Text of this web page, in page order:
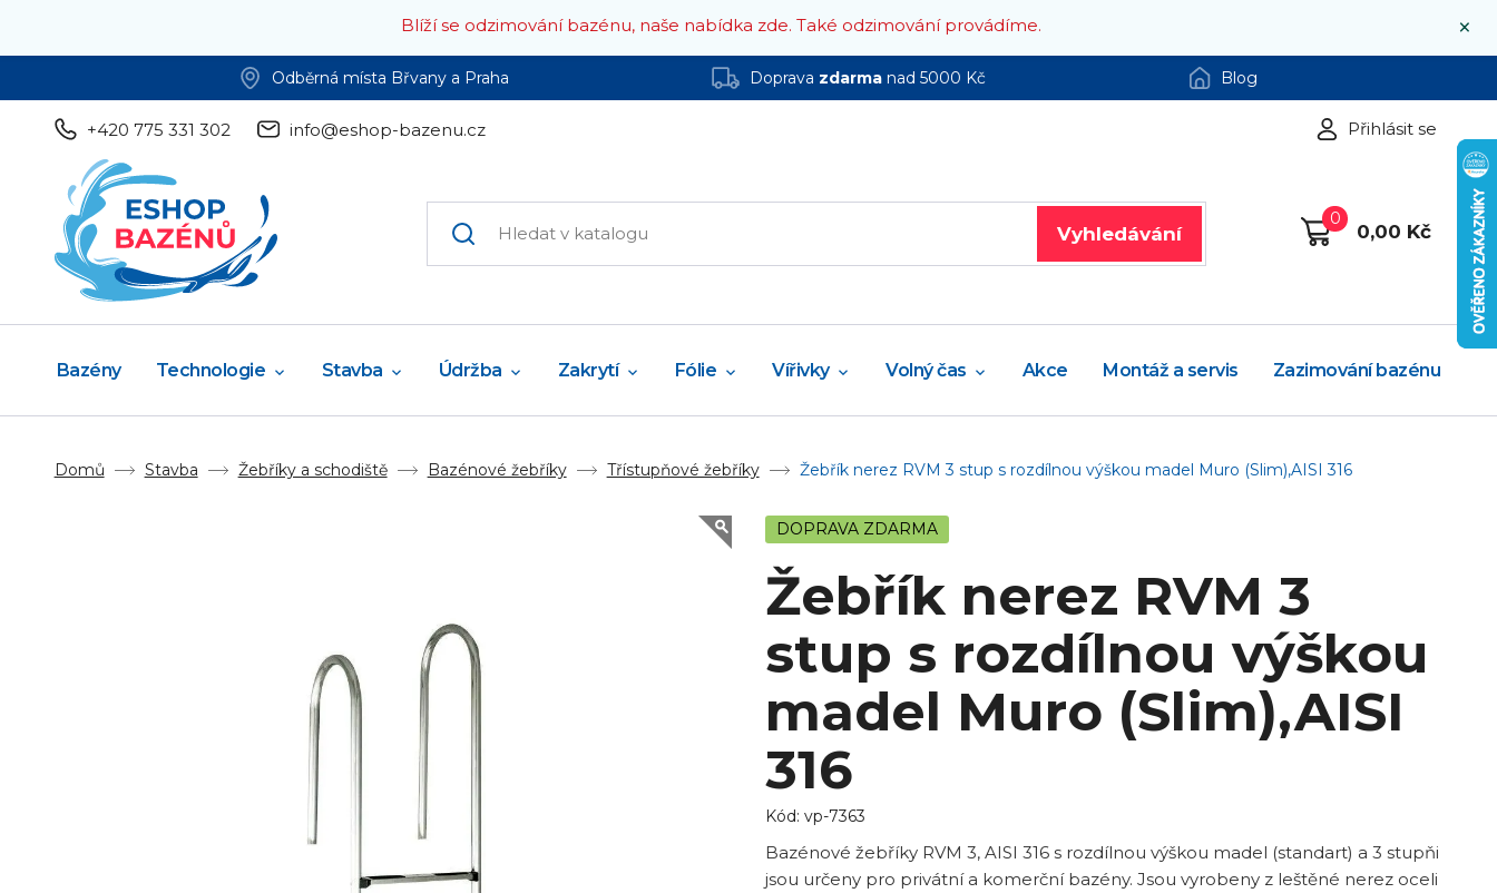
×
Blíží se odzimování bazénu, naše nabídka zde. Také odzimování provádíme.
Odběrná místa Břvany a Praha Doprava zdarmanad 5000 Kč Blog
+420 775 331 302 info@eshop-bazenu.cz Přihlásit se
Vyhledávání
0
0,00 Kč
Bazény Technologie Stavba Údržba Zakrytí Fólie Vířivky Volný čas Akce Montáž a servis Zazimování bazénu
Domů Stavba Žebříky a schodiště Bazénové žebříky Třístupňové žebříky Žebřík nerez RVM 3 stup s rozdílnou výškou madel Muro (Slim),AISI 316
DOPRAVA ZDARMA
Žebřík nerez RVM 3
stup s rozdílnou výškou
madel Muro (Slim),AISI
316
Kód: vp-7363
Bazénové žebříky RVM 3, AISI 316 s rozdílnou výškou madel (standart) a 3 stupňi
jsou určeny pro privátní a komerční bazény. Jsou vyrobeny z leštěné nerez oceli